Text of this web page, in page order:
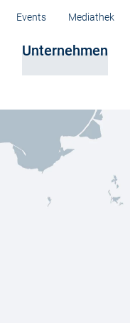
Unternehmen
Events Mediathek